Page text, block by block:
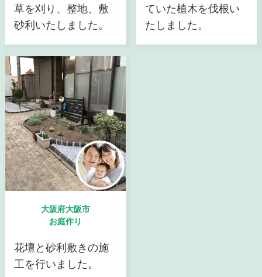
草を刈り、整地、敷
砂利いたしました。
ていた植木を伐根い
たしました。
大阪府大阪市
お庭作り
花壇と砂利敷きの施
工を行いました。